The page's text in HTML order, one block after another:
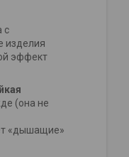
с
изделия
эффект
(она не
«дышащие»